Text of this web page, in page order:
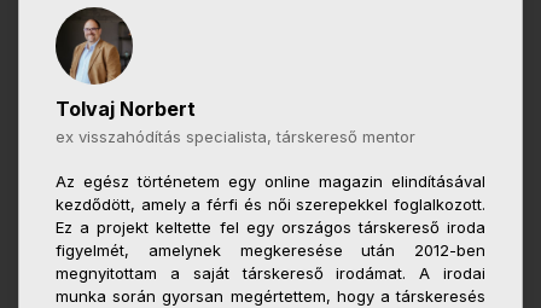
Tolvaj Norbert
ex visszahódítás specialista, társkereső mentor
Az egész történetem egy online magazin elindításával
kezdődött, amely a férfi és női szerepekkel foglalkozott.
Ez a projekt keltette fel egy országos társkereső iroda
figyelmét, amelynek megkeresése után 2012-ben
megnyitottam a saját társkereső irodámat. A irodai
munka során gyorsan megértettem, hogy a társkeresés